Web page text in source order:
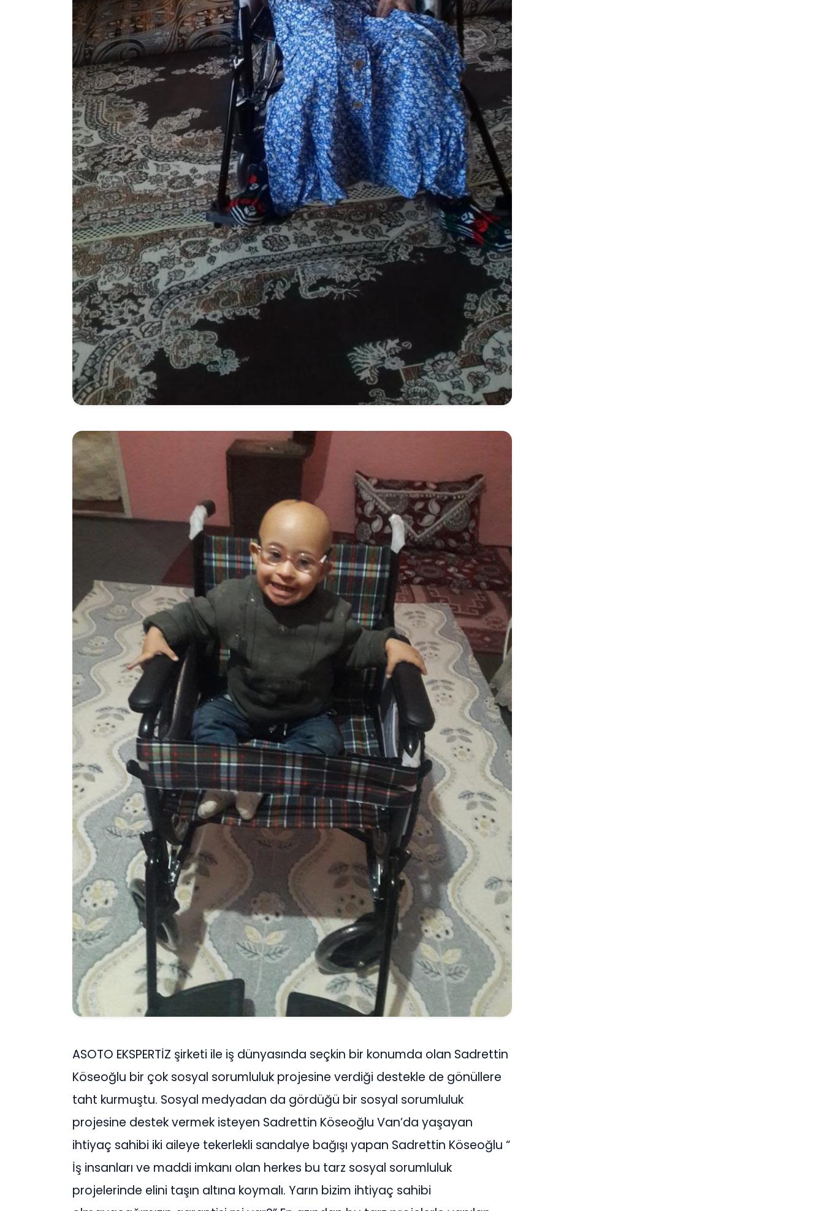
ASOTO EKSPERTİZ şirketi ile iş dünyasında seçkin bir konumda olan Sadrettin
Köseoğlu bir çok sosyal sorumluluk projesine verdiği destekle de gönüllere
taht kurmuştu. Sosyal medyadan da gördüğü bir sosyal sorumluluk
projesine destek vermek isteyen Sadrettin Köseoğlu Van’da yaşayan
ihtiyaç sahibi iki aileye tekerlekli sandalye bağışı yapan Sadrettin Köseoğlu “
İş insanları ve maddi imkanı olan herkes bu tarz sosyal sorumluluk
projelerinde elini taşın altına koymalı. Yarın bizim ihtiyaç sahibi